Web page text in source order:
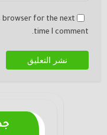
browser for the next
time I comment.